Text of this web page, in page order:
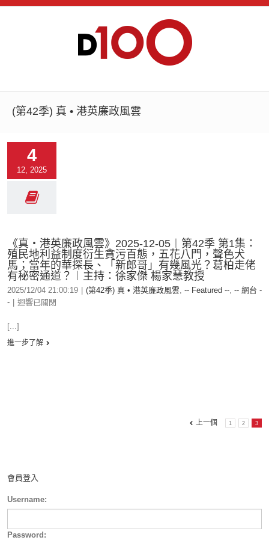
(第42季) 真 • 港英廉政風雲
4
12, 2025
《真‧港英廉政風雲》2025-12-05︱第42季 第1集：
殖民地利益制度衍生貪污百態，五花八門，聲色犬
馬；當年的華探長、「新郎哥」有幾風光？葛柏走佬
有秘密通道？︱主持：徐家傑 楊家慧教授
2025/12/04 21:00:19 (第42季) 真 • 港英廉政風雲, -- Featured --, -- 網台 -
-
迴響已關閉
[...]
進一步了解
上一個 1 2 3
會員登入
Username:
Password: